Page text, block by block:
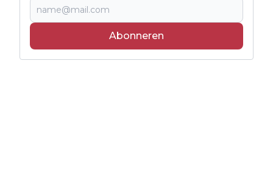
Abonneren